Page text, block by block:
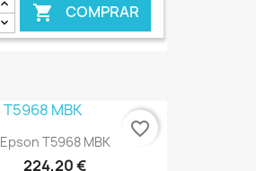
 COMPRAR
€ ONLINE
Epson T5968 MBK
224,20 €
favorite_border